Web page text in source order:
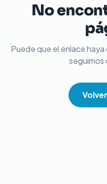
No
Puede que el enlace
seguimos